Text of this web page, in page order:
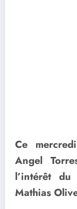
Ce
Angel
l’intérêt
Mathias